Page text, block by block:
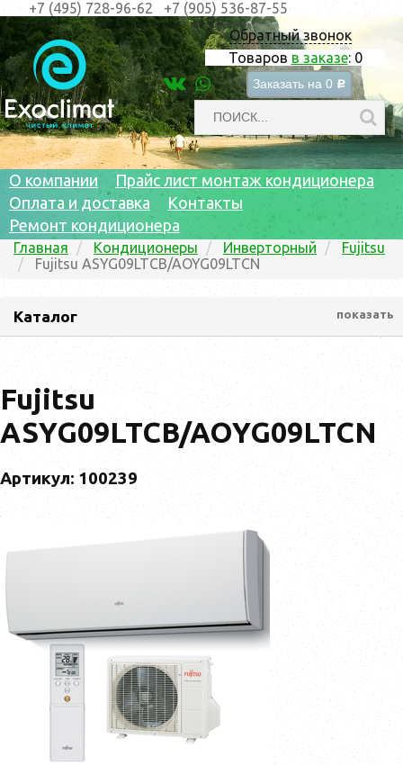
Обратный звонок
Товаров в заказе: 0
Заказать на 0 c
+7 (495) 728-96-62 +7 (905) 536-87-55
О компании
Прайс лист монтаж кондиционера
Оплата и доставка
Контакты
Ремонт кондиционера
Главная Кондиционеры Инверторный
Fujitsu
Fujitsu ASYG09LTCB/AOYG09LTCN
Каталог показать
Fujitsu
ASYG09LTCB/AOYG09LTCN
Артикул: 100239